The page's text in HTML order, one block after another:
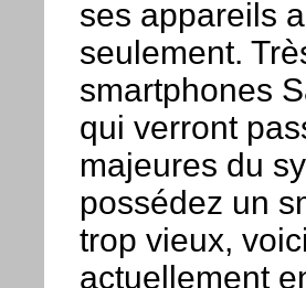
ses appareils
seulement.
smartphones
qui verront
majeures du
possédez un
trop vieux,
actuellement